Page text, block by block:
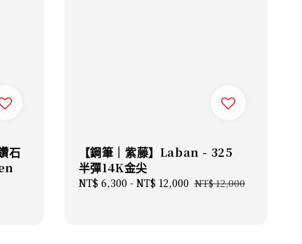
石
【鋼筆｜紫藤】Laban - 325
半彈14K金尖
Sale
NT$ 6,300- NT$ 12,000 Regular
NT$ 12,000